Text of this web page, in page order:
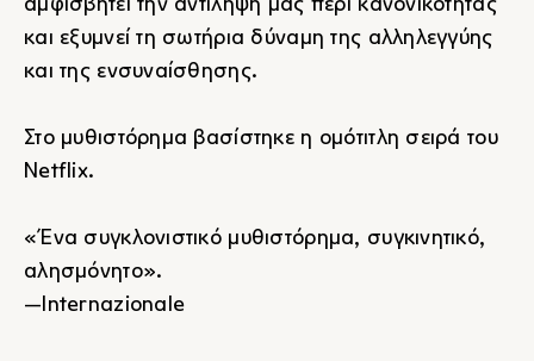
αμφισβητεί την αντίληψή μας περί κανονικότητας
και εξυμνεί τη σωτήρια δύναμη της αλληλεγγύης
και της ενσυναίσθησης.
Στο μυθιστόρημα βασίστηκε η ομότιτλη σειρά του
Netflix.
«Ένα συγκλονιστικό μυθιστόρημα, συγκινητικό,
αλησμόνητο».
―Internazionale